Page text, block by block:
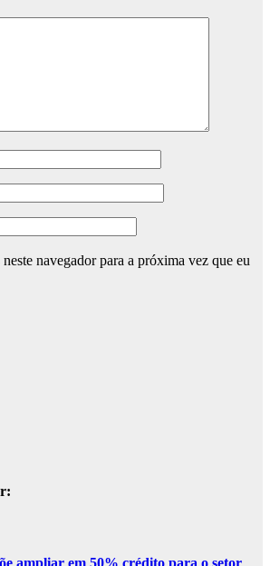
navegador para a próxima vez que eu
ampliar em 50% crédito para o setor